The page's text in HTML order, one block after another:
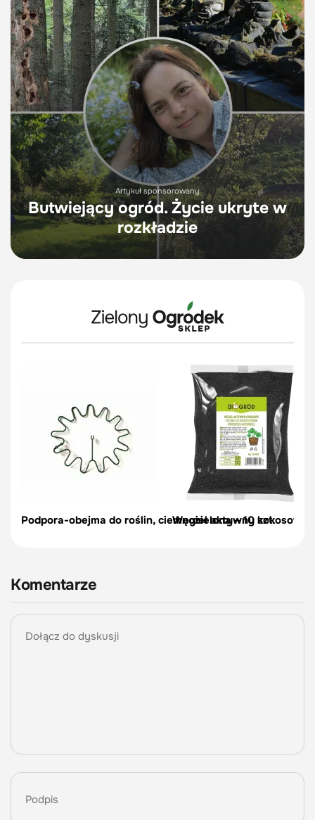
Artykuł sponsorowany
Butwiejący ogród. Życie ukryte w
rozkładzie
Podpora-obejma do roślin, ciemnozielona – 10 szt.
Węgiel aktywny kokosowy
Komentarze